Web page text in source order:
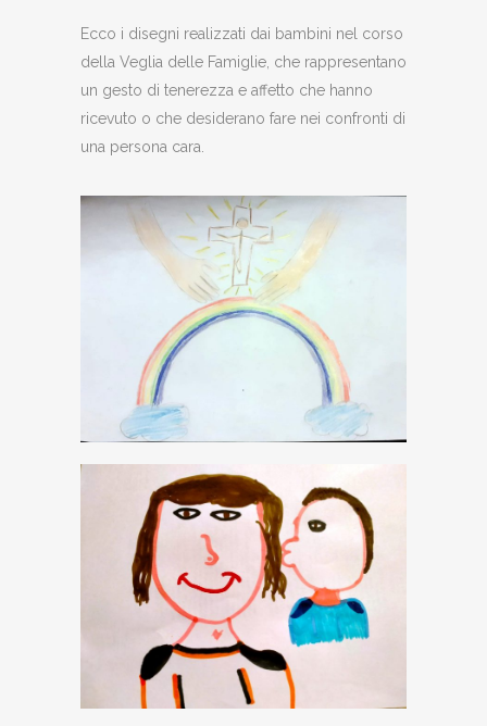
Ecco i disegni realizzati dai bambini nel corso
della Veglia delle Famiglie, che rappresentano
un gesto di tenerezza e affetto che hanno
ricevuto o che desiderano fare nei confronti di
una persona cara.